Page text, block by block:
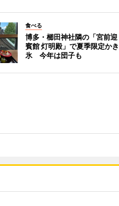
食べる
博多・櫛田神社隣の「宮前迎
賓館 灯明殿」で夏季限定かき
氷 今年は団子も